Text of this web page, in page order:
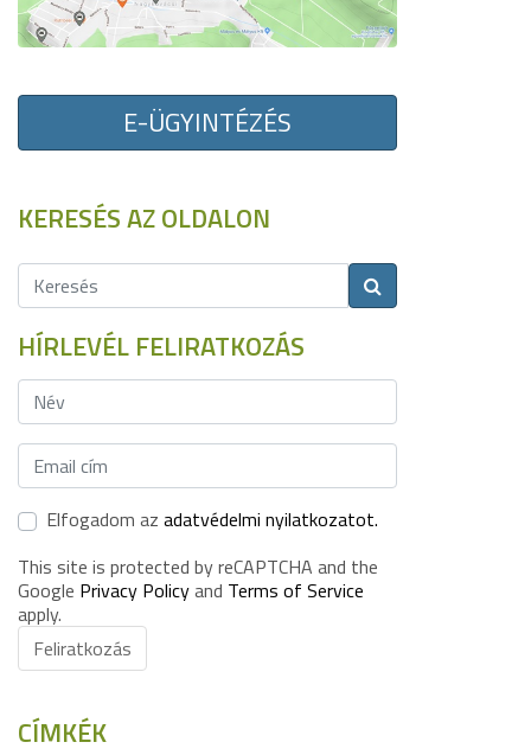
E-ÜGYINTÉZÉS
KERESÉS AZ OLDALON
HÍRLEVÉL FELIRATKOZÁS
Elfogadom az adatvédelmi nyilatkozatot.
This site is protected by reCAPTCHA and the
Google Privacy Policyand Terms of Service
apply.
Feliratkozás
CÍMKÉK